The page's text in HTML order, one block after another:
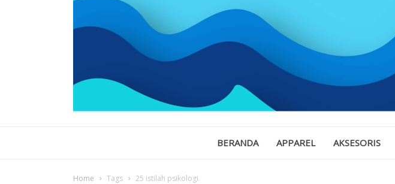
BERANDA APPAREL AKSESORIS
Home Tags 25 istilah psikologi